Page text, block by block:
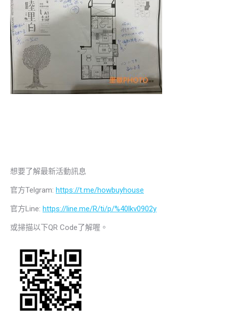
想要了解最新活動訊息
官方Telgram: https://t.me/howbuyhouse
官方Line: https://line.me/R/ti/p/%40lkv0902y
或掃描以下QR Code了解喔。